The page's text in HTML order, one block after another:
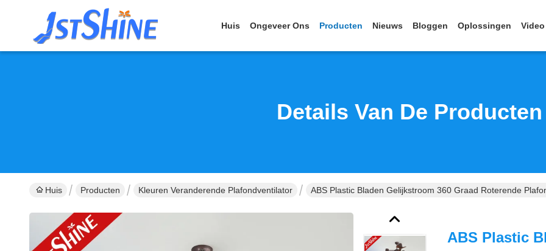
Huis Ongeveer Ons Producten Nieuws Bloggen Oplossingen Video
Details Van De Producten
Huis Producten Kleuren Veranderende Plafondventilator ABS Plastic Bladen Gelijkstroom 360 Graad Roterende
ABS Plastic